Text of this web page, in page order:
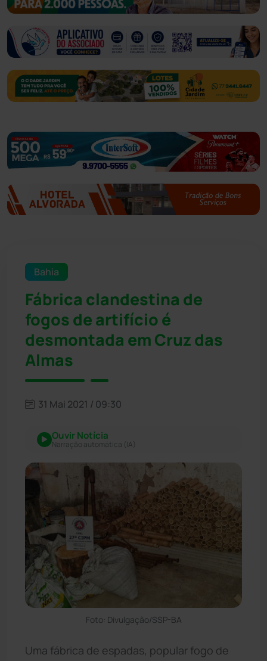
Bahia
Fábrica clandestina de
fogos de artifício é
desmontada em Cruz das
Almas
31 Mai 2021 / 09:30
Ouvir Notícia
Narração automática (IA)
Foto: Divulgação/SSP-BA
Uma fábrica de espadas, popular fogo de